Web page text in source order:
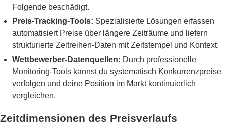
Folgende beschädigt.
Preis-Tracking-Tools: Spezialisierte Lösungen erfassen
automatisiert Preise über längere Zeiträume und liefern
strukturierte Zeitreihen-Daten mit Zeitstempel und Kontext.
Wettbewerber-Datenquellen: Durch professionelle
Monitoring-Tools kannst du systematisch Konkurrenzpreise
verfolgen und deine Position im Markt kontinuierlich
vergleichen.
Zeitdimensionen des Preisverlaufs